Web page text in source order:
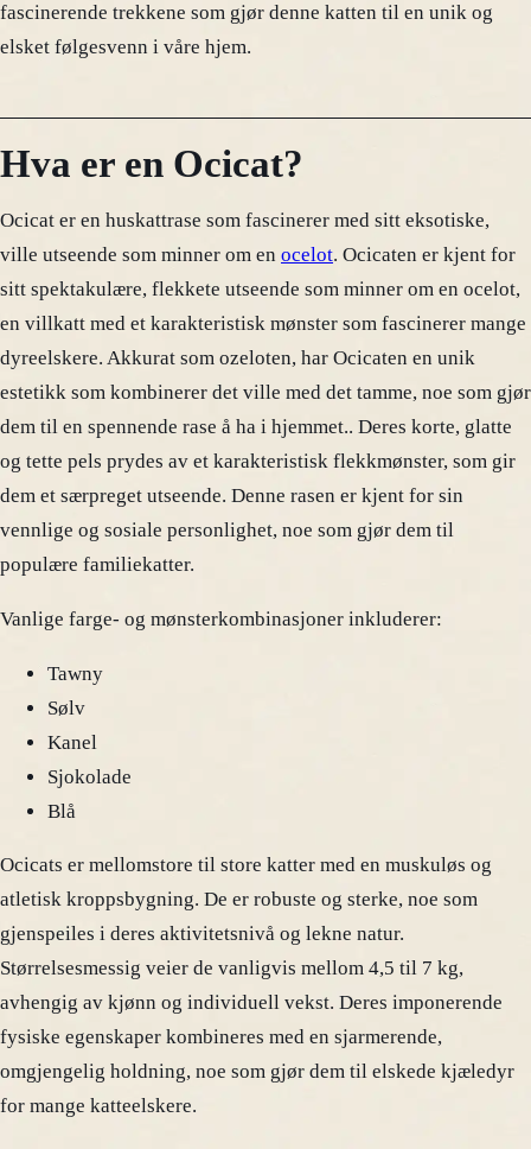
fascinerende trekkene som gjør denne katten til en unik og
elsket følgesvenn i våre hjem.
Hva er en Ocicat?
Ocicat er en huskattrase som fascinerer med sitt eksotiske,
ville utseende som minner om en ocelot. Ocicaten er kjent for
sitt spektakulære, flekkete utseende som minner om en ocelot,
en villkatt med et karakteristisk mønster som fascinerer mange
dyreelskere. Akkurat som ozeloten, har Ocicaten en unik
estetikk som kombinerer det ville med det tamme, noe som gjør
dem til en spennende rase å ha i hjemmet.. Deres korte, glatte
og tette pels prydes av et karakteristisk flekkmønster, som gir
dem et særpreget utseende. Denne rasen er kjent for sin
vennlige og sosiale personlighet, noe som gjør dem til
populære familiekatter.
Vanlige farge- og mønsterkombinasjoner inkluderer:
Tawny
Sølv
Kanel
Sjokolade
Blå
Ocicats er mellomstore til store katter med en muskuløs og
atletisk kroppsbygning. De er robuste og sterke, noe som
gjenspeiles i deres aktivitetsnivå og lekne natur.
Størrelsesmessig veier de vanligvis mellom 4,5 til 7 kg,
avhengig av kjønn og individuell vekst. Deres imponerende
fysiske egenskaper kombineres med en sjarmerende,
omgjengelig holdning, noe som gjør dem til elskede kjæledyr
for mange katteelskere.